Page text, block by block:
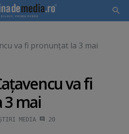
va fi pronunţat la 3 mai
va fi
mai
MEDIA 20